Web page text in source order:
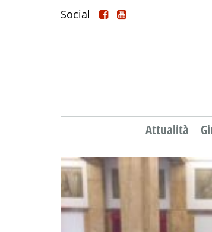
Social
Attualità